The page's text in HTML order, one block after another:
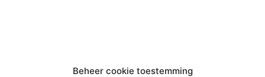
Beheer cookie toestemming